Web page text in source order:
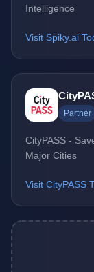
Intelligence
Visit Spiky.ai
Partner
CityPASS -
Major Cities
Visit CityPASS